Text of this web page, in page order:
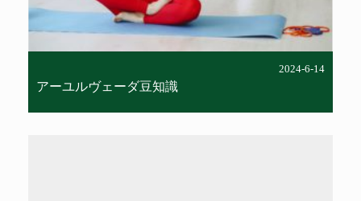
2024-6-14
アーユルヴェーダ豆知識